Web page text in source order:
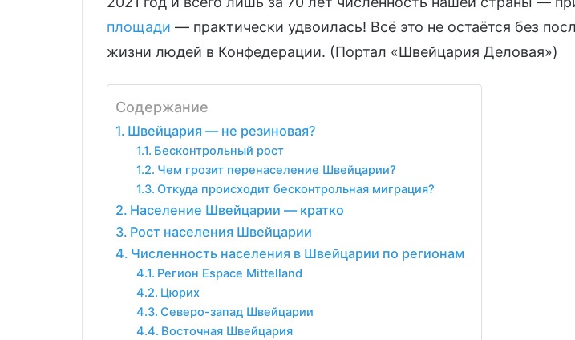
площади — практически удвоилась! Всё это не остаётся без
жизни людей в Конфедерации. (Портал «Швейцария Деловая»)
Содержание
Швейцария — не резиновая?
Бесконтрольный рост
Чем грозит перенаселение Швейцарии?
Откуда происходит бесконтрольная миграция?
Население Швейцарии — кратко
Рост населения Швейцарии
Численность населения в Швейцарии по регионам
Регион Espace Mittelland
Цюрих
Северо-запад Швейцарии
Восточная Швейцария